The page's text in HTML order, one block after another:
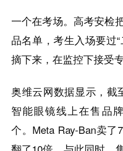
一个在考场。高考安检
品名单，考生入场要过
摘下来，在监控下接受专
奥维云网数据显示，截
智能眼镜线上在售品
个。Meta Ray-Ban卖